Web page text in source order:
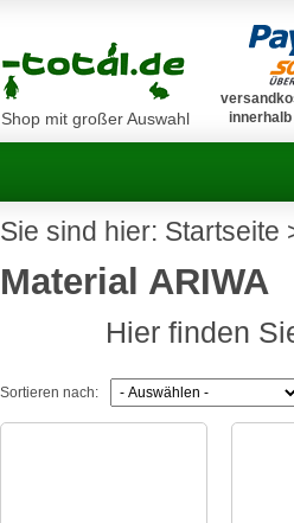
mit großer Auswahl
Sie sind hier: Startseite
Material ARIWA
Hier finden
Sortieren nach: